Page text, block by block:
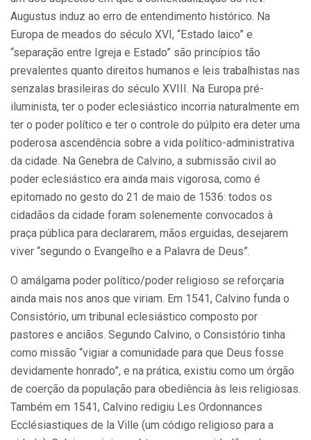
Augustus induz ao erro de entendimento histórico. Na
Europa de meados do século XVI, “Estado laico” e
“separação entre Igreja e Estado” são princípios tão
prevalentes quanto direitos humanos e leis trabalhistas nas
senzalas brasileiras do século XVIII. Na Europa pré-
iluminista, ter o poder eclesiástico incorria naturalmente em
ter o poder político e ter o controle do púlpito era deter uma
poderosa ascendência sobre a vida político-administrativa
da cidade. Na Genebra de Calvino, a submissão civil ao
poder eclesiástico era ainda mais vigorosa, como é
epitomado no gesto do 21 de maio de 1536: todos os
cidadãos da cidade foram solenemente convocados à
praça pública para declararem, mãos erguidas, desejarem
viver “segundo o Evangelho e a Palavra de Deus”.
O amálgama poder político/poder religioso se reforçaria
ainda mais nos anos que viriam. Em 1541, Calvino funda o
Consistório, um tribunal eclesiástico composto por
pastores e anciãos. Segundo Calvino, o Consistório tinha
como missão “vigiar a comunidade para que Deus fosse
devidamente honrado”, e na prática, existiu como um órgão
de coerção da população para obediência às leis religiosas.
Também em 1541, Calvino redigiu Les Ordonnances
Ecclésiastiques de la Ville (um código religioso para a